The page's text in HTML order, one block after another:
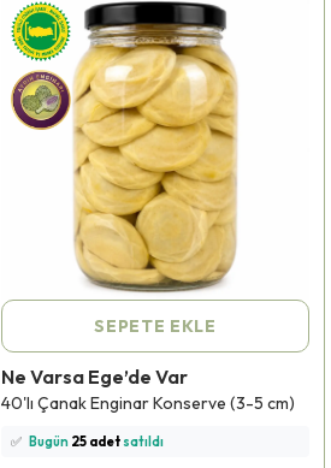
SEPETE EKLE
Ne Varsa Ege’de Var
40'lı Çanak Enginar Konserve (3-5 cm)
⭐️ Bu ürünü579 kişifavoriledi!
🛒 109 kişisepetine ekledi!
✅ Bugün 25 adetsatıldı